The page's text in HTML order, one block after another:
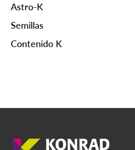
Astro-K
Semillas
Contenido K